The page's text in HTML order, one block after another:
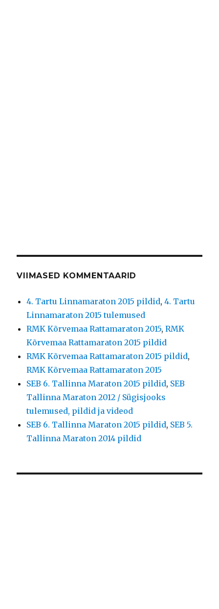
VIIMASED KOMMENTAARID
4. Tartu Linnamaraton 2015 pildid,4. Tartu
Linnamaraton 2015 tulemused
RMK Kõrvemaa Rattamaraton 2015,RMK
Kõrvemaa Rattamaraton 2015 pildid
RMK Kõrvemaa Rattamaraton 2015 pildid,
RMK Kõrvemaa Rattamaraton 2015
SEB 6. Tallinna Maraton 2015 pildid, SEB
Tallinna Maraton 2012 / Sügisjooks
tulemused, pildid ja videod
SEB 6. Tallinna Maraton 2015 pildid, SEB 5.
Tallinna Maraton 2014 pildid